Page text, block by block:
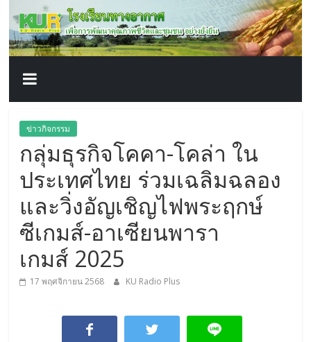
content
โรงเรียน
ทาง
อากาศ​
เพื่อ
พัฒนา
คุณภาพ
ชีวิต
ข่าวกิจกรรม
กลุ่มธุรกิจโคคา-โคล่า ใน
ประเทศไทย ร่วมเฉลิมฉลอง
และวิ่งอัญเชิญไฟพระฤกษ์
ซีเกมส์-อาเซียนพารา
เกมส์ 2025
17 พฤศจิกายน 2568 KU Radio Plus